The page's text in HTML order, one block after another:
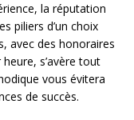
la réputation
piliers d’un choix
avec des honoraires
s’avère tout
vous évitera
de succès.